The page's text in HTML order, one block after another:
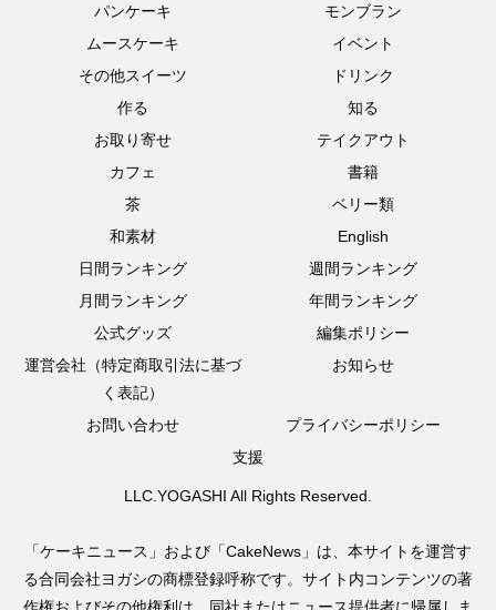
パンケーキ
モンブラン
ムースケーキ
イベント
その他スイーツ
ドリンク
作る
知る
お取り寄せ
テイクアウト
カフェ
書籍
茶
ベリー類
和素材
English
日間ランキング
週間ランキング
月間ランキング
年間ランキング
公式グッズ
編集ポリシー
運営会社（特定商取引法に基づ
く表記）
お知らせ
お問い合わせ
プライバシーポリシー
支援
LLC.YOGASHI All Rights Reserved.
「ケーキニュース」および「CakeNews」は、本サイトを運営す
る合同会社ヨガシの商標登録呼称です。サイト内コンテンツの著
作権およびその他権利は、同社またはニュース提供者に帰属しま